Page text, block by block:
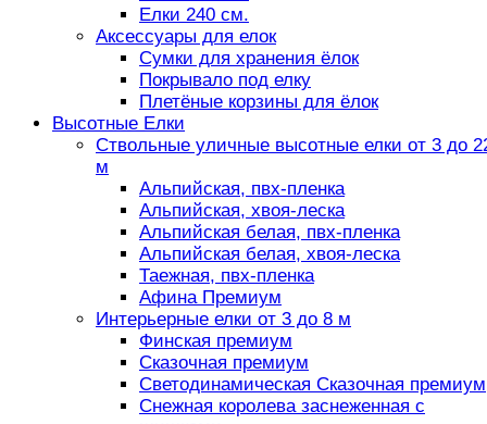
Елки 240 см.
Аксессуары для елок
Сумки для хранения ёлок
Покрывало под елку
Плетёные корзины для ёлок
Высотные Елки
Ствольные уличные высотные елки от 3 до
м
Альпийская, пвх-пленка
Альпийская, хвоя-леска
Альпийская белая, пвх-пленка
Альпийская белая, хвоя-леска
Таежная, пвх-пленка
Афина Премиум
Интерьерные елки от 3 до 8 м
Финская премиум
Сказочная премиум
Светодинамическая Сказочная премиум
Снежная королева заснеженная с